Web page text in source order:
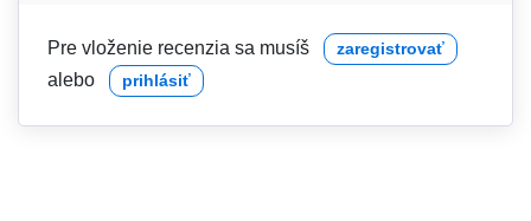
Pre vloženie recenzia sa musíš zaregistrovať
alebo prihlásiť